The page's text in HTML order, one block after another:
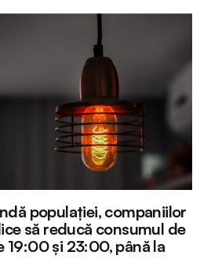
populației, companiilor
să reducă consumul de
19:00 și 23:00, până la